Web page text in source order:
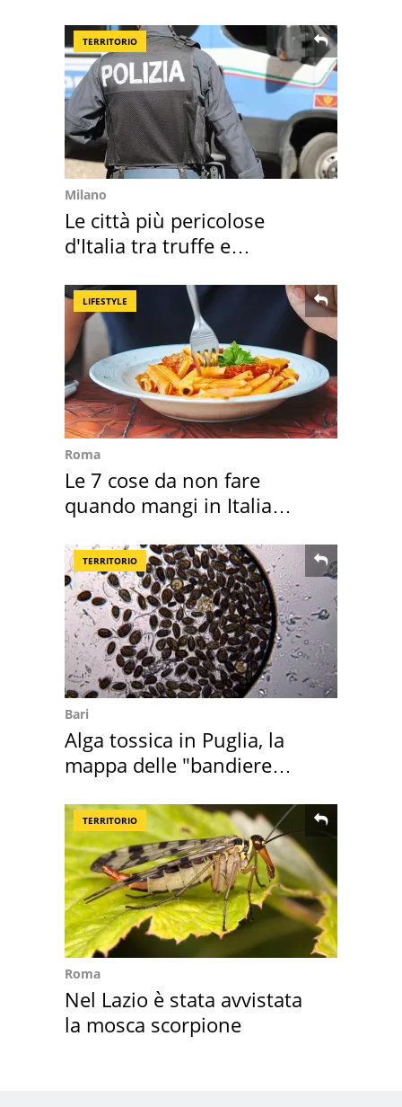
TERRITORIO
Milano
Le città più pericolose
d'Italia tra truffe e
LIFESTYLE
Roma
Le 7 cose da non fare
quando mangi in Italia
TERRITORIO
Bari
Alga tossica in Puglia, la
mappa delle "bandiere
TERRITORIO
Roma
Nel Lazio è stata avvistata
la mosca scorpione